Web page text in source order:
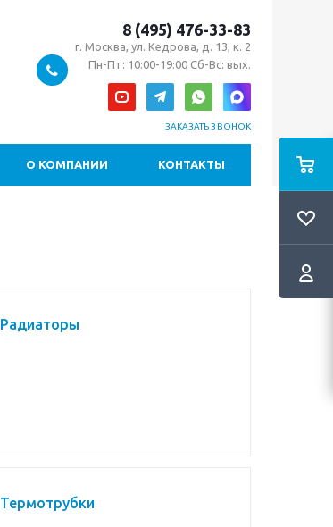
8 (495) 476-33-83
г. Москва, ул. Кедрова, д. 13, к. 2
Пн-Пт: 10:00-19:00 Сб-Вс: вых.
ЗАКАЗАТЬ ЗВОНОК
О КОМПАНИИ КОНТАКТЫ
Радиаторы
Термотрубки